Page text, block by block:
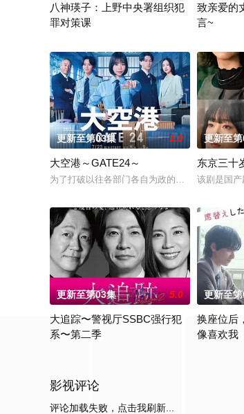
八神瑛子：上野中央署组织犯
罪对策课
致亲爱的
言~
更新至第03集 1.0
大空港～GATE24～
为了打破以往各部门各自为政的死板规矩，内阁
更新至
东京三十
该剧是国产
更新至第03集 5.0
大追踪〜警视厅SSBC强行犯
系〜第二季
更新至
换座位后
像喜欢我
影视评论
评论加载失败，点击我刷新...